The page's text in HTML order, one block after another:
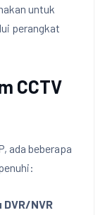
untuk
perangkat
CCTV
ada beberapa
DVR/NVR